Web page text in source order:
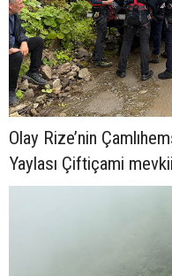
Olay Rize’nin
Yaylası Çiftiçami